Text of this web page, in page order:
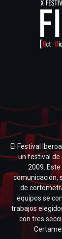
El Festival
un festival de
2009.
comunicación,
de
equipos se
trabajos
con tres